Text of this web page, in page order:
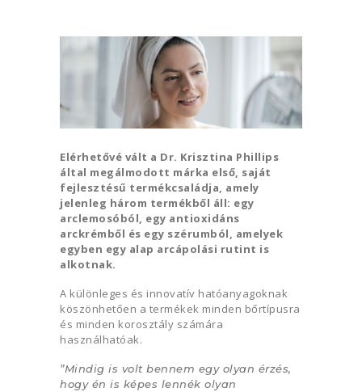
Elérhetővé vált a Dr. Krisztina Phillips
által megálmodott márka első, saját
fejlesztésű termékcsaládja, amely
jelenleg három termékből áll: egy
arclemosóból, egy antioxidáns
arckrémből és egy szérumból, amelyek
egyben egy alap arcápolási rutint is
alkotnak.
A különleges és innovatív hatóanyagoknak
köszönhetően a termékek minden bőrtípusra
és minden korosztály számára
használhatóak.
”Mindig is volt bennem egy olyan érzés,
hogy én is képes lennék olyan